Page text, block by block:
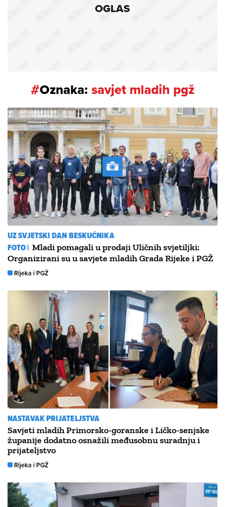
OGLAS
#Oznaka: savjet mladih pgž
UZ SVJETSKI DAN BESKUĆNIKA
FOTO | Mladi pomagali u prodaji Uličnih svjetiljki:
Organizirani su u savjete mladih Grada Rijeke i PGŽ
Rijeka i PGŽ
NASTAVAK PRIJATELJSTVA
Savjeti mladih Primorsko-goranske i Ličko-senjske
županije dodatno osnažili međusobnu suradnju i
prijateljstvo
Rijeka i PGŽ